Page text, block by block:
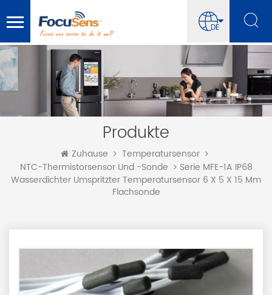
DE
Produkte
Zuhause
Temperatursensor
NTC-Thermistorsensor Und -sonde
Serie MFE-1A IP68
Wasserdichter Umspritzter Temperatursensor 6 X 5 X 15 Mm
Flachsonde